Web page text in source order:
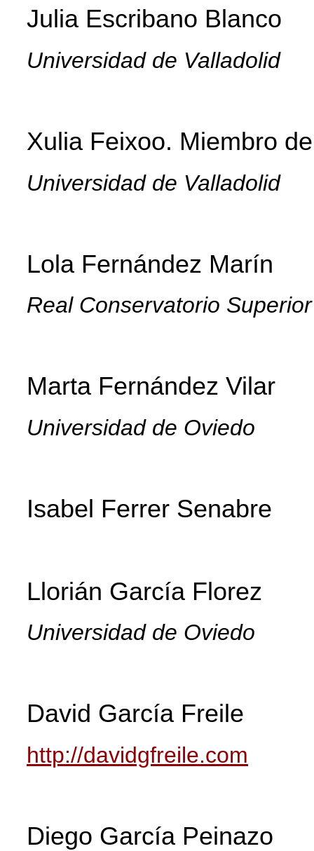
Julia Escribano Blanco
Universidad de Valladolid
Xulia Feixoo. Miembro
Universidad de Valladolid
Lola Fernández Marín
Real Conservatorio
Marta Fernández Vilar
Universidad de Oviedo
Isabel Ferrer Senabre
Llorián García Florez
Universidad de Oviedo
David García Freile
http://davidgfreile.com
Diego García Peinazo